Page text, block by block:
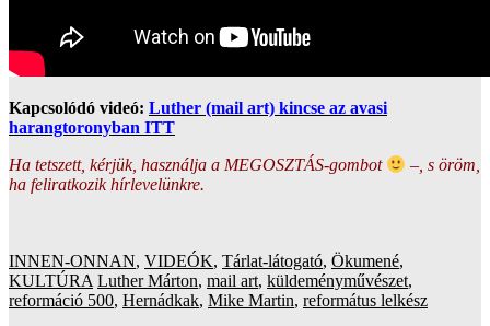
Kapcsolódó videó: Luther (mail art) kincse az avasi
harangtoronyban ITT
Ha tetszett, kérjük, használja a MEGOSZTÁS-gombot
–, s öröm,
ha feliratkozik hírlevelünkre.
INNEN-ONNAN, VIDEÓK, Tárlat-látogató, Ökumené,
KULTÚRA Luther Márton, mail art, küldeményművészet,
reformáció 500, Hernádkak, Mike Martin, református lelkész